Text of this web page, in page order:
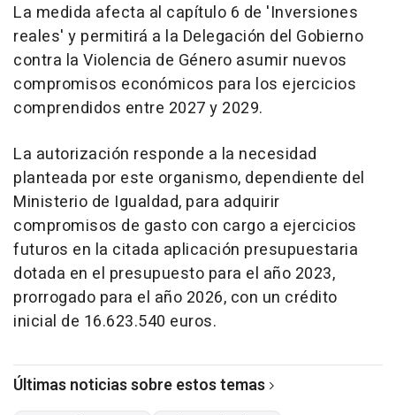
La medida afecta al capítulo 6 de 'Inversiones
reales' y permitirá a la Delegación del Gobierno
contra la Violencia de Género asumir nuevos
compromisos económicos para los ejercicios
comprendidos entre 2027 y 2029.
La autorización responde a la necesidad
planteada por este organismo, dependiente del
Ministerio de Igualdad, para adquirir
compromisos de gasto con cargo a ejercicios
futuros en la citada aplicación presupuestaria
dotada en el presupuesto para el año 2023,
prorrogado para el año 2026, con un crédito
inicial de 16.623.540 euros.
Últimas noticias sobre estos temas